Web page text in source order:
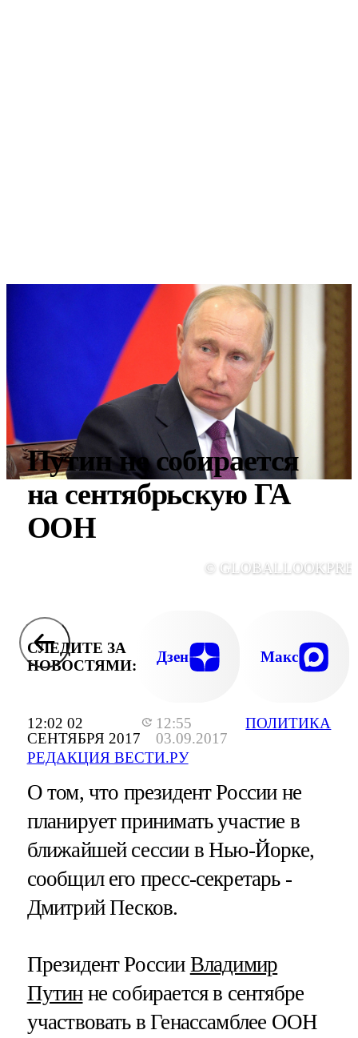
12:02 02
СЕНТЯБРЯ 2017
12:55
03.09.2017
РЕДАКЦИЯ ВЕСТИ.РУ
ПОЛИТИКА
Путин не собирается
на сентябрьскую ГА
ООН
©
СЛЕДИТЕ ЗА
НОВОСТЯМИ:
Дзен Макс
О том, что президент России не
планирует принимать участие в
ближайшей сессии в Нью-Йорке,
сообщил его пресс-секретарь -
Дмитрий Песков.
Президент России Владимир
Путинне собирается в сентябре
участвовать в Генассамблее ООН